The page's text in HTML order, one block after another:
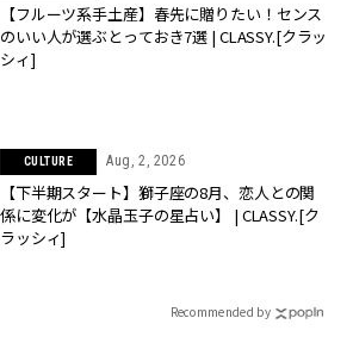
【フルーツ系手土産】春先に贈りたい！センス
のいい人が選ぶとっておき7選 | CLASSY.[クラッ
シィ]
CULTURE Aug, 2, 2026
【下半期スタート】獅子座の8月、恋人との関
係に変化が【水晶玉子の星占い】 | CLASSY.[ク
ラッシィ]
Recommended by